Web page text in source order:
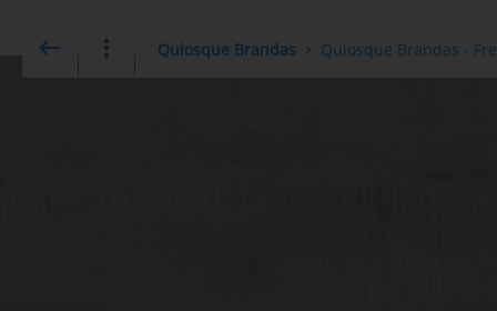
Quiosque Brandas Quiosque Brandas -